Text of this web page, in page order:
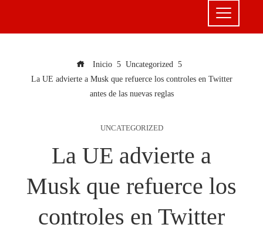
Inicio
Uncategorized
La UE advierte a Musk que refuerce los controles en Twitter
antes de las nuevas reglas
UNCATEGORIZED
La UE advierte a
Musk que refuerce los
controles en Twitter